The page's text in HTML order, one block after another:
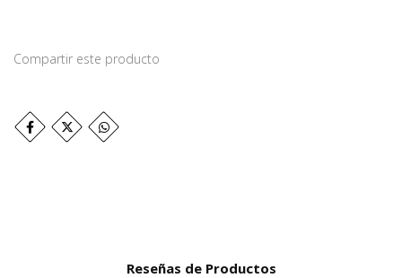
Compartir este producto
Reseñas de Productos